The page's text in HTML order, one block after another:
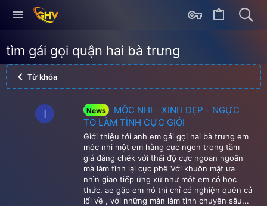
tìm gái gọi quận hai bà trưng
Từ khóa
I News
MỘC NHI - XINH ĐẸP - NGỰC
TO LÀM TÌNH CỰC GIỎI
Giới thiệu tới anh em gái gọi hai bà trưng em
mộc nhi một em hàng cực ngon trong tầm
giá đáng chêk với thái độ cực ngoan ngoãn
mà làm tình lại cực phê Với khuôn mặt ưa
nhìn giao tiếp ứng xử như một em có học
thức, ae gặp em nó thì chỉ có nghiện quên cả
lối về , với những màn làm tình chuyên sâu...